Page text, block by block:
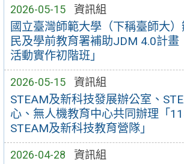
2026-05-15 資訊組
國立臺灣師範大學（下稱臺師大
民及學前教育署補助JDM 4.0計畫
活動實作初階班」
2026-05-15 資訊組
STEAM及新科技發展辦公室、
心、無人機教育中心共同辦理「
STEAM及新科技教育營隊」
2026-04-28 資訊組